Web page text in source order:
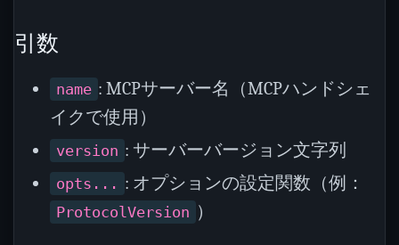
引数
name : MCPサーバー名（MCPハンドシェ
イクで使用）
version : サーバーバージョン文字列
opts... : オプションの設定関数（例：
ProtocolVersion ）